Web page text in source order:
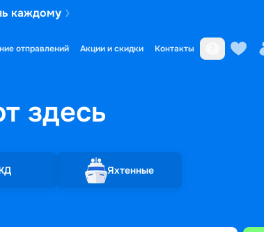
каждому
отправлений Акции и скидки Контакты
здесь
Яхтенные